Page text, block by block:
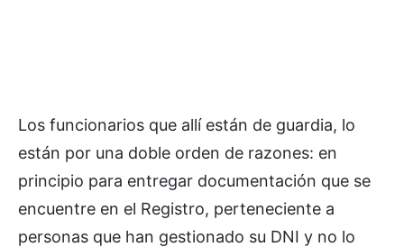
Los funcionarios que allí están de guardia, lo
están por una doble orden de razones: en
principio para entregar documentación que se
encuentre en el Registro, perteneciente a
personas que han gestionado su DNI y no lo